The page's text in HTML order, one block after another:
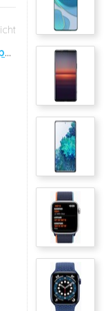
iF productdesign-award voor Sony Xperia Z1 Compact